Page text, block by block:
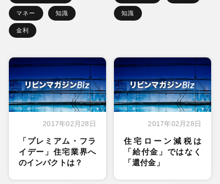
マネー 知識
金利
知識
2017年02月28日
「プレミアム・フラ
イデー」住宅業界へ
のインパクトは？
2017年02月28日
住宅ローン減税は
「給付金」ではなく
「還付金」